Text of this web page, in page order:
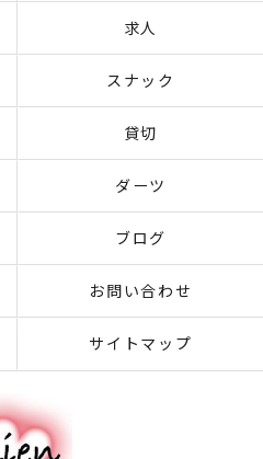
求人
スナック
貸切
ダーツ
ブログ
お問い合わせ
サイトマップ